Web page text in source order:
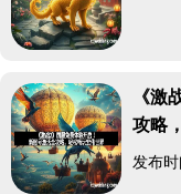
《激
攻略
发布